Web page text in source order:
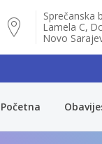
Sprečanska
Lamela C,
Novo
Početna